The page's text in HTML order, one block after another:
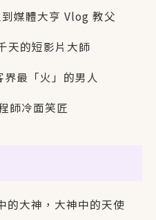
媒體大亨 Vlog 教父
天的短影片大師
最「火」的男人
師冷面笑匠
的大神，大神中的天使